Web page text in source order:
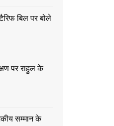
बिल पर बोले
पर राहुल के
सम्मान के